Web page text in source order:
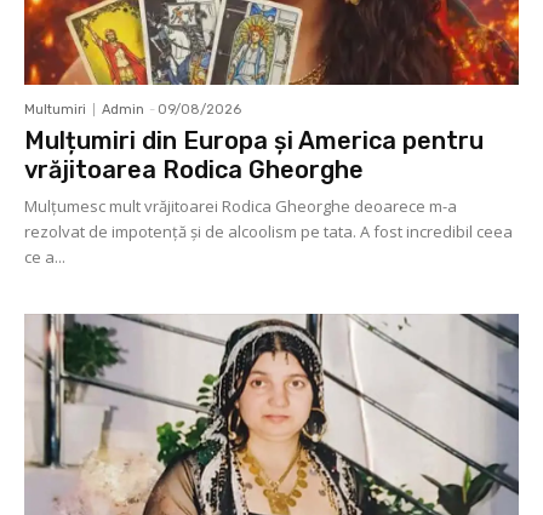
Multumiri Admin - 09/08/2026
Mulțumiri din Europa și America pentru
vrăjitoarea Rodica Gheorghe
Mulţumesc mult vrăjitoarei Rodica Gheorghe deoarece m-a
rezolvat de impotenţă şi de alcoolism pe tata. A fost incredibil ceea
ce a...